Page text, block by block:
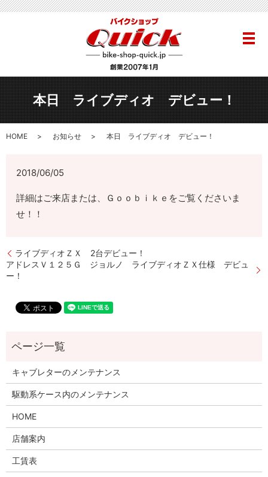
メ
本日 ライブディオ デビュー！
HOME お知らせ 本日 ライブディオ デビュー！
2018/06/05
詳細はご来店または、Ｇｏｏｂｉｋｅをご覧くださいま
せ！！
ライブディオＺＸ 2台デビュー！
アドレスＶ１２５Ｇ ジョルノ ライブディオＺＸ仕様 デビュ
ー！
キャブレターのメンテナンス
駆動系ケース内のメンテナンス
HOME
店舗案内
工賃表